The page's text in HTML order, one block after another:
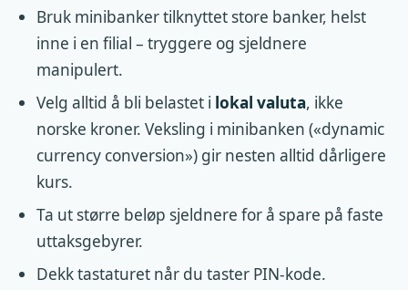
Bruk minibanker tilknyttet store banker, helst
inne i en filial – tryggere og sjeldnere
manipulert.
Velg alltid å bli belastet i lokal valuta, ikke
norske kroner. Veksling i minibanken («dynamic
currency conversion») gir nesten alltid dårligere
kurs.
Ta ut større beløp sjeldnere for å spare på faste
uttaksgebyrer.
Dekk tastaturet når du taster PIN-kode.